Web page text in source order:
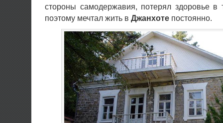
стороны самодержавия, потерял здоровье
поэтому мечтал жить в Джанхоте постоянно.